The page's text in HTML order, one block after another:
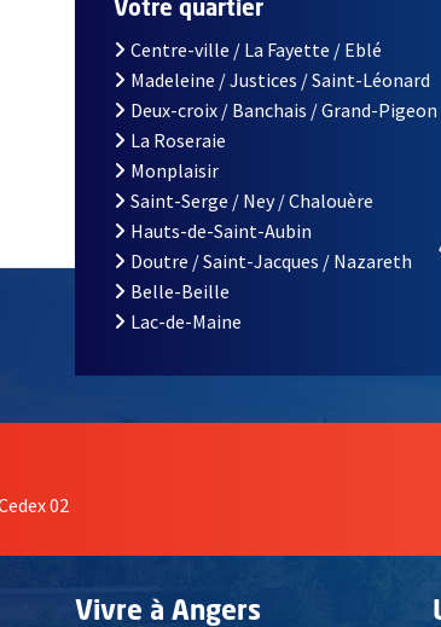
(champ obligatoire)
MA DEMANDE D'INSCRIPTION À LA LETTRE
fenêtrefenêtre
nouvelle fenêtre
RSS
Votre quartier
Centre-ville / La Fayette / Eblé
Madeleine / Justices / Saint-Léonard
Deux-croix / Banchais / Grand-Pigeon
La Roseraie
Monplaisir
Saint-Serge / Ney / Chalouère
Hauts-de-Saint-Aubin
Doutre / Saint-Jacques / Nazareth
Belle-Beille
Lac-de-Maine
02
Vivre à Angers